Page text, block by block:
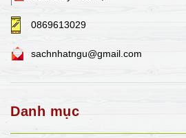
0869613029
sachnhatngu@gmail.com
Danh mục